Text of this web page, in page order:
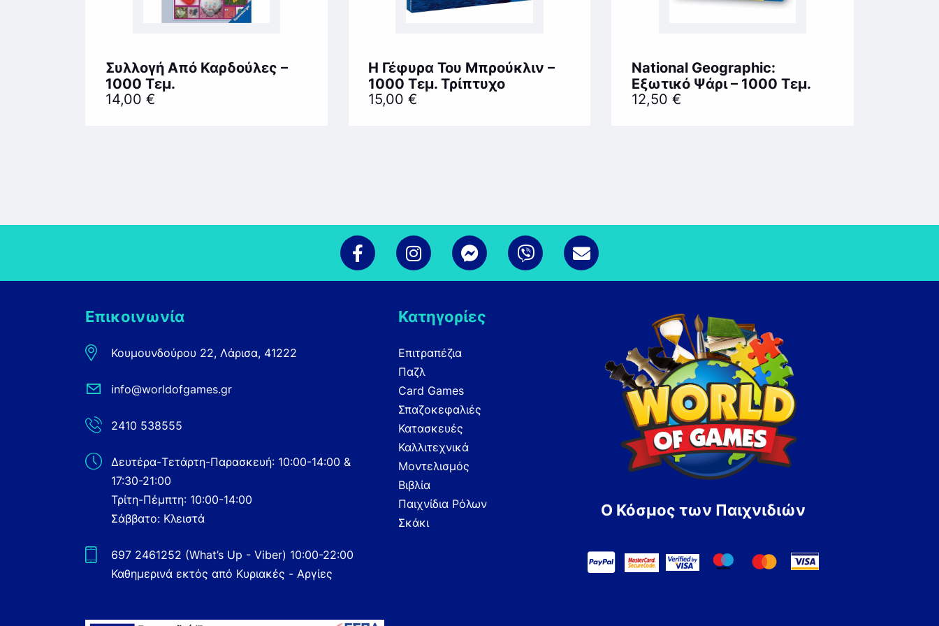
Συλλογή Από Καρδούλες –
1000 Τεμ.
14,00 €
Η Γέφυρα Του Μπρούκλιν –
1000 Τεμ. Τρίπτυχο
15,00€
National Geographic:
Εξωτικό Ψάρι – 1000 Τεμ.
12,50€
Επικοινωνία
Κουμουνδούρου 22, Λάρισα, 41222
info@worldofgames.gr
2410 538555
Δευτέρα-Τετάρτη-Παρασκευή: 10:00-14:00 &
17:30-21:00
Τρίτη-Πέμπτη: 10:00-14:00
Σάββατο: Κλειστά
697 2461252 (What’s Up - Viber) 10:00-22:00
Καθημερινά εκτός από Κυριακές - Αργίες
Κατηγορίες
Επιτραπέζια
Παζλ
Card Games
Σπαζοκεφαλιές
Κατασκευές
Καλλιτεχνικά
Μοντελισμός
Βιβλία
Παιχνίδια Ρόλων
Σκάκι
Ο Κόσμος των Παιχνιδιών